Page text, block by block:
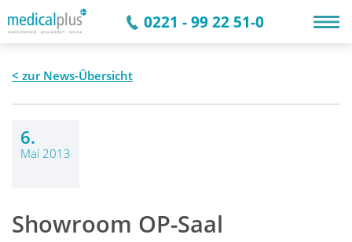
0221 - 99 22 51-0
zur News-Übersicht
6.
Mai 2013
Showroom OP-Saal